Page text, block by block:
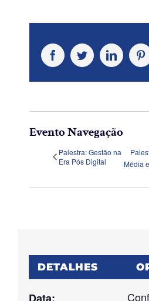
FacebookTwitter
Evento Navegação
Palestra: Gestão na
Era Pós Digital
Média
DETALHES